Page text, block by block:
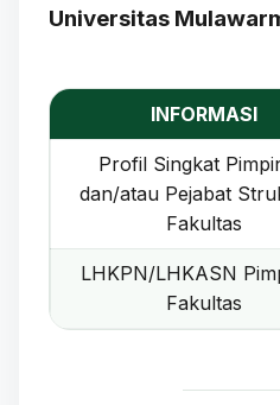
Universitas
INFORMASI
Profil Singkat
dan/atau Pejabat
Fakultas
LHKPN/LHKASN
Fakultas